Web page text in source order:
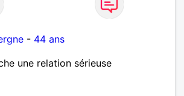
- 44 ans
une relation sérieuse